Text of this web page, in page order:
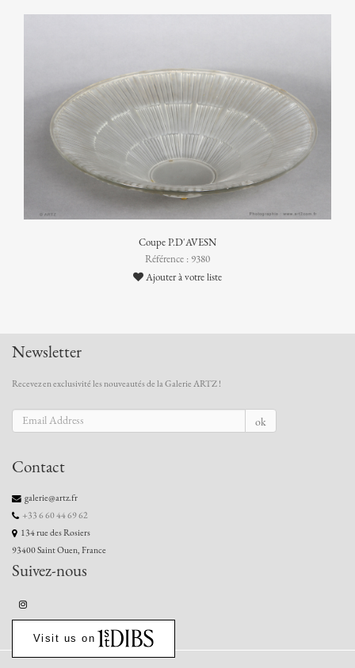
Coupe P.D'AVESN
Référence : 9380
Ajouter à votre liste
Newsletter
Recevez en exclusivité les nouveautés de la Galerie ARTZ !
ok
Contact
galerie@artz.fr
+33 6 60 44 69 62
134 rue des Rosiers
93400 Saint Ouen, France
Suivez-nous
Visit us on